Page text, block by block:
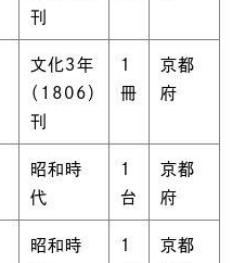
刊
文化３年
（1806）
刊
１
冊
京都
府
昭和時
代
１
台
京都
府
昭和時
１
京都